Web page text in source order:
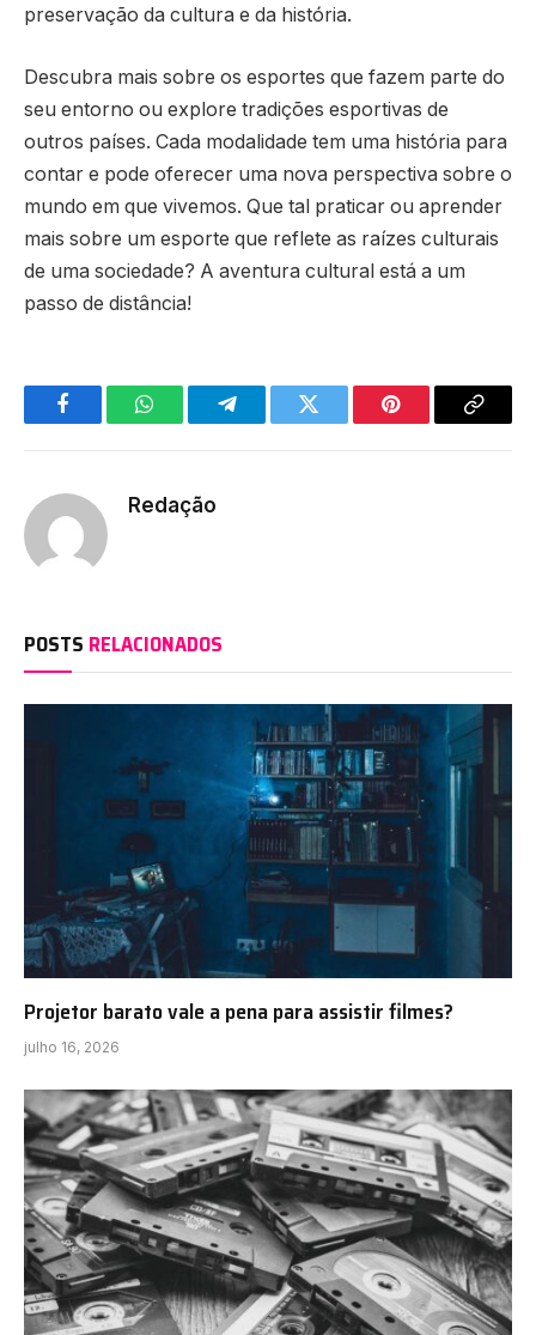
preservação da cultura e da história.
Descubra mais sobre os esportes que fazem parte do
seu entorno ou explore tradições esportivas de
outros países. Cada modalidade tem uma história para
contar e pode oferecer uma nova perspectiva sobre o
mundo em que vivemos. Que tal praticar ou aprender
mais sobre um esporte que reflete as raízes culturais
de uma sociedade? A aventura cultural está a um
passo de distância!
FacebookWhatsAppTelegramTwitter Pinterest Copy
Redação
POSTS RELACIONADOS
Projetor barato vale a pena para assistir filmes?
julho 16, 2026